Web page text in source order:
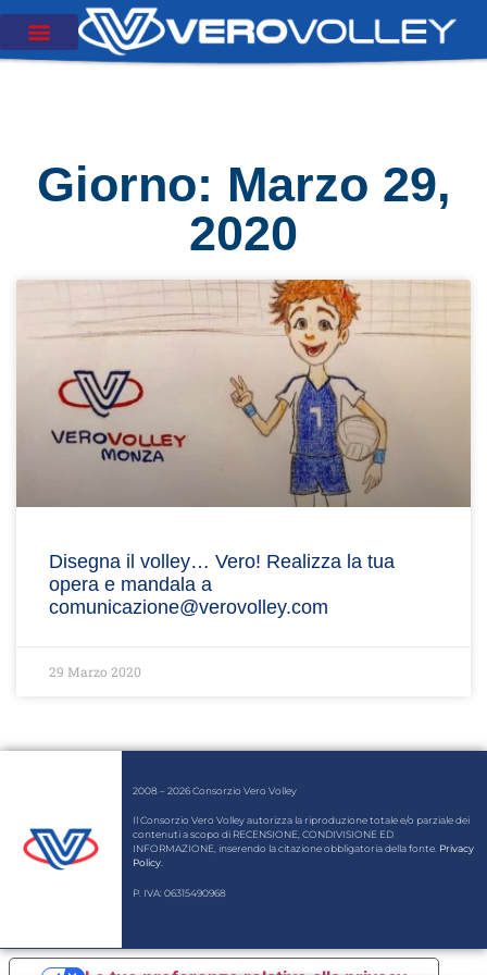
Giorno: Marzo 29,
2020
Disegna il volley… Vero! Realizza la tua
opera e mandala a
comunicazione@verovolley.com
29 Marzo 2020
2008 – 2026 Consorzio Vero Volley
Il Consorzio Vero Volley autorizza la riproduzione totale e/o parziale dei
contenuti a scopo di RECENSIONE, CONDIVISIONE ED
INFORMAZIONE, inserendo la citazione obbligatoria della fonte. Privacy
Policy.
P. IVA: 06315490968